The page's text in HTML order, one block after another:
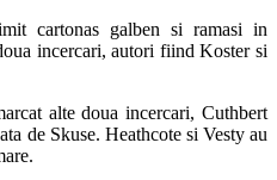
cartonas galben si ramasi in
incercari, autori fiind Koster si
alte doua incercari, Cuthbert
de Skuse. Heathcote si Vesty au